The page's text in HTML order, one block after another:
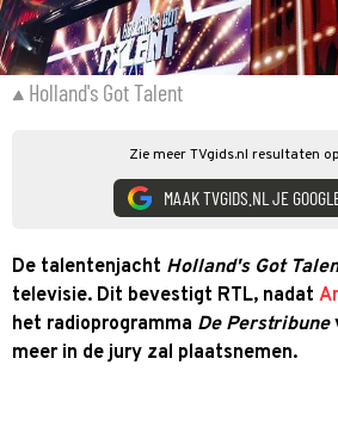
Holland's Got Talent
Zie meer TVgids.nl resultaten
MAAK TVGIDS.NL JE
De talentenjacht Holland's Got
televisie. Dit bevestigt RTL, nadat
het radioprogramma De Perstribune
meer in de jury zal plaatsnemen.